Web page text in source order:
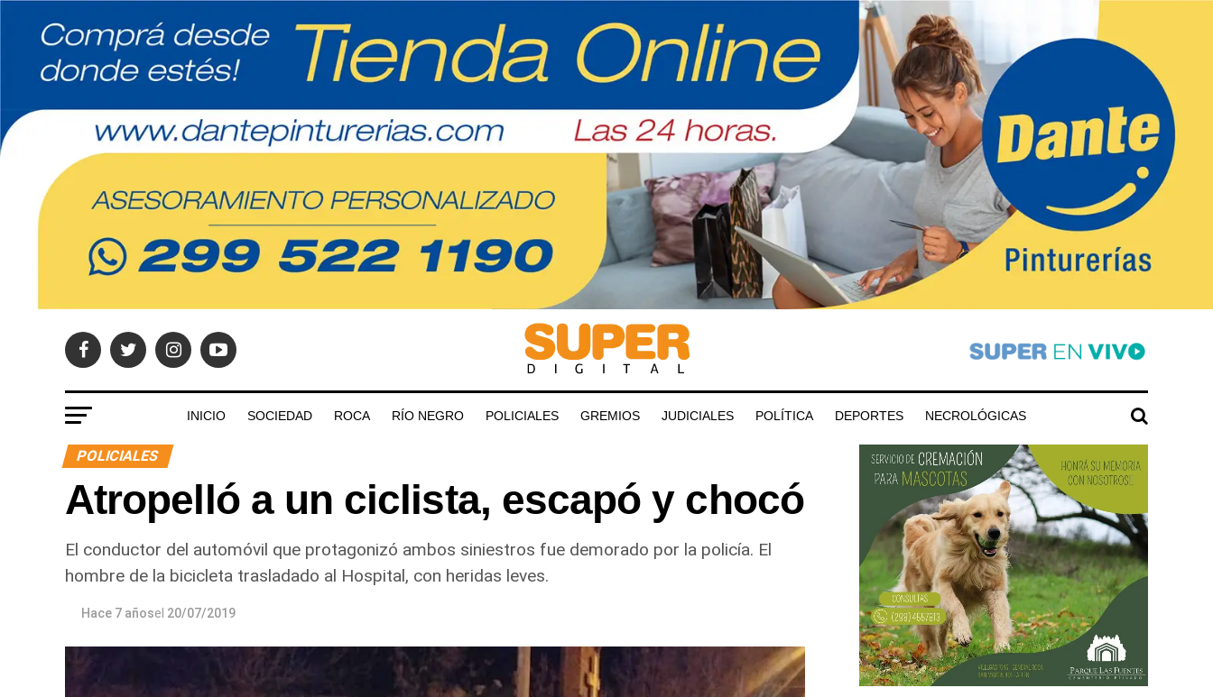
INICIO SOCIEDAD ROCA RÍO NEGRO POLICIALES GREMIOS JUDICIALES POLÍTICA DEPORTES NECROLÓGICAS
POLICIALES
Atropelló a un ciclista, escapó y chocó
El conductor del automóvil que protagonizó ambos siniestros fue demorado por la policía. El
hombre de la bicicleta trasladado al Hospital, con heridas leves.
Hace 7 añosel 20/07/2019